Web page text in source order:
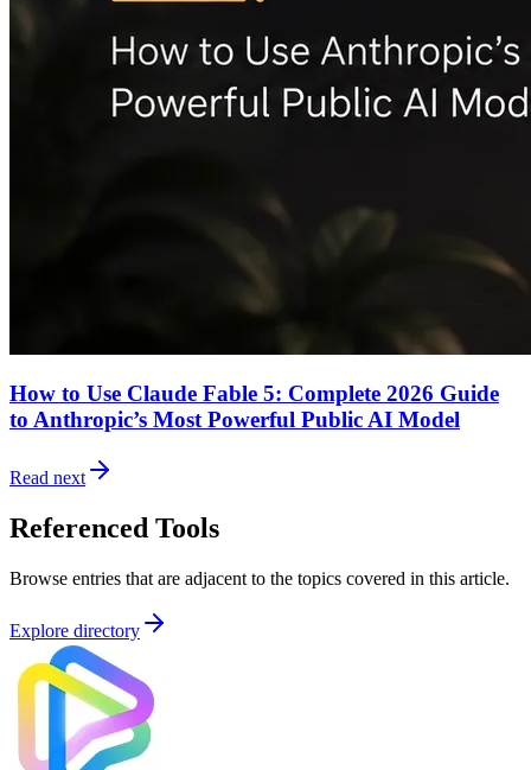
How to Use Claude Fable 5: Complete 2026 Guide
to Anthropic’s Most Powerful Public AI Model
Read next
Referenced Tools
Browse entries that are adjacent to the topics covered in this article.
Explore directory